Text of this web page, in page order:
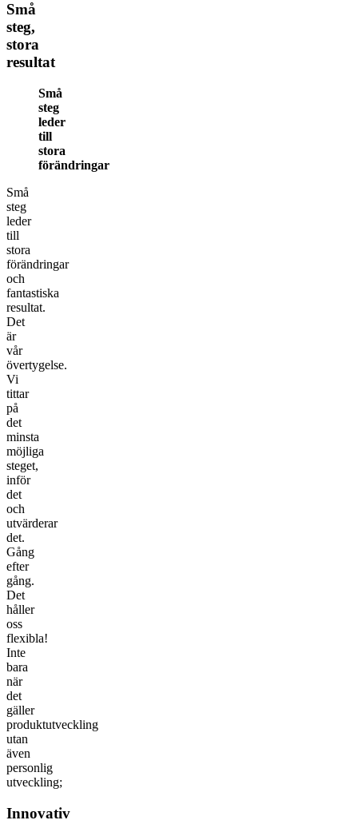
Små
steg,
stora
resultat
Små
steg
leder
till
stora
förändringar
Små
steg
leder
till
stora
förändringar
och
fantastiska
resultat.
Det
är
vår
övertygelse.
Vi
tittar
på
det
minsta
möjliga
steget,
inför
det
och
utvärderar
det.
Gång
efter
gång.
Det
håller
oss
flexibla!
Inte
bara
när
det
gäller
produktutveckling
utan
även
personlig
utveckling;
Innovativ